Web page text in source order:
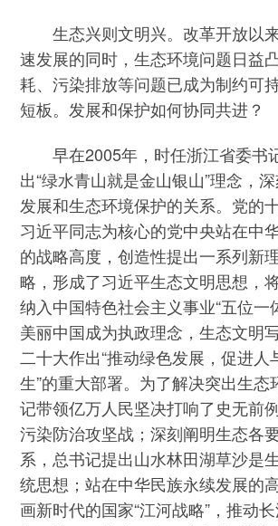
生态兴则文明兴。改革开放以
速发展的同时，生态环境问题日益
耗、污染排放等问题已成为制约可
短板。发展和保护如何协同共进？
早在2005年，时任浙江省委书
出“绿水青山就是金山银山”理念，
发展和生态环境保护的关系。党的
习近平同志为核心的党中央站在中
的战略高度，创造性提出一系列新
略，形成了习近平生态文明思想，
纳入中国特色社会主义事业“五位一
美丽中国成为执政理念，生态文明
二十大作出“推动绿色发展，促进人
生”的重大部署。为了解决突出生态
记带领亿万人民坚决打响了史无前
污染防治攻坚战；深刻阐明生态各
系，总书记提出山水林田湖草沙是
统思想；站在中华民族永续发展的
画新时代的国家“江河战略”，推动